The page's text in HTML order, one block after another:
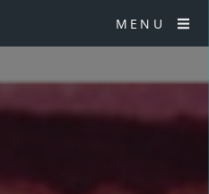
MENU